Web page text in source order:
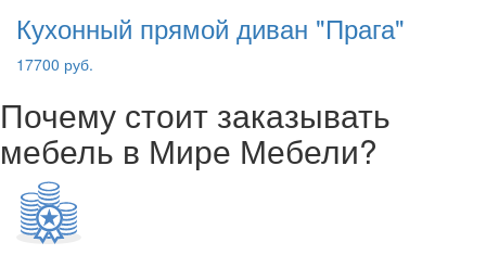
Кухонный прямой диван "Прага"
17700 руб.
Почему стоит заказывать
мебель в Мире Мебели?